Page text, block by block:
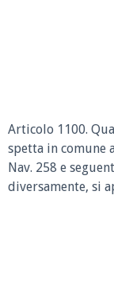
Articolo 1100.
spetta in comune
Nav. 258 e
diversamente, si